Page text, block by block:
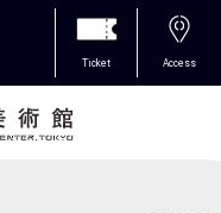
Ticket Access